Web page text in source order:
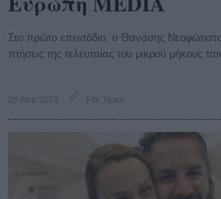
Στο πρώτο επεισόδιο, ο Θανάσης Νεοφώτιστος
πτήσεις της τελευταίας του μικρού μήκους
28 Απρ 2023 Flix Team